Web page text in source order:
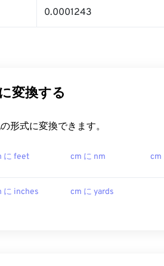
0.0001243
変換する
形式に変換できます。
に feet cm に nm cm
に inches cm に yards